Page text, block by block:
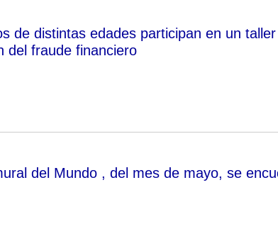
de distintas edades participan en un
del fraude financiero
del Mundo , del mes de mayo, se